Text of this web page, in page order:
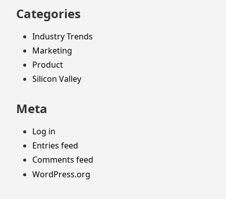
Categories
Industry Trends
Marketing
Product
Silicon Valley
Meta
Log in
Entries feed
Comments feed
WordPress.org